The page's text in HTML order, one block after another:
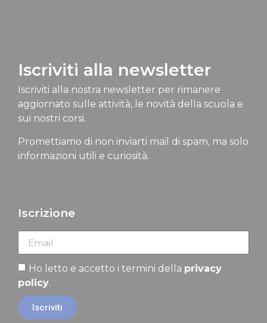
Iscriviti alla newsletter
Iscriviti alla nostra newsletter per rimanere
aggiornato sulle attività, le novità della scuola e
sui nostri corsi.
Promettiamo di non inviarti mail di spam, ma solo
informazioni utili e curiosità.
Iscrizione
Ho letto e accetto i termini della privacy
policy.
Iscriviti